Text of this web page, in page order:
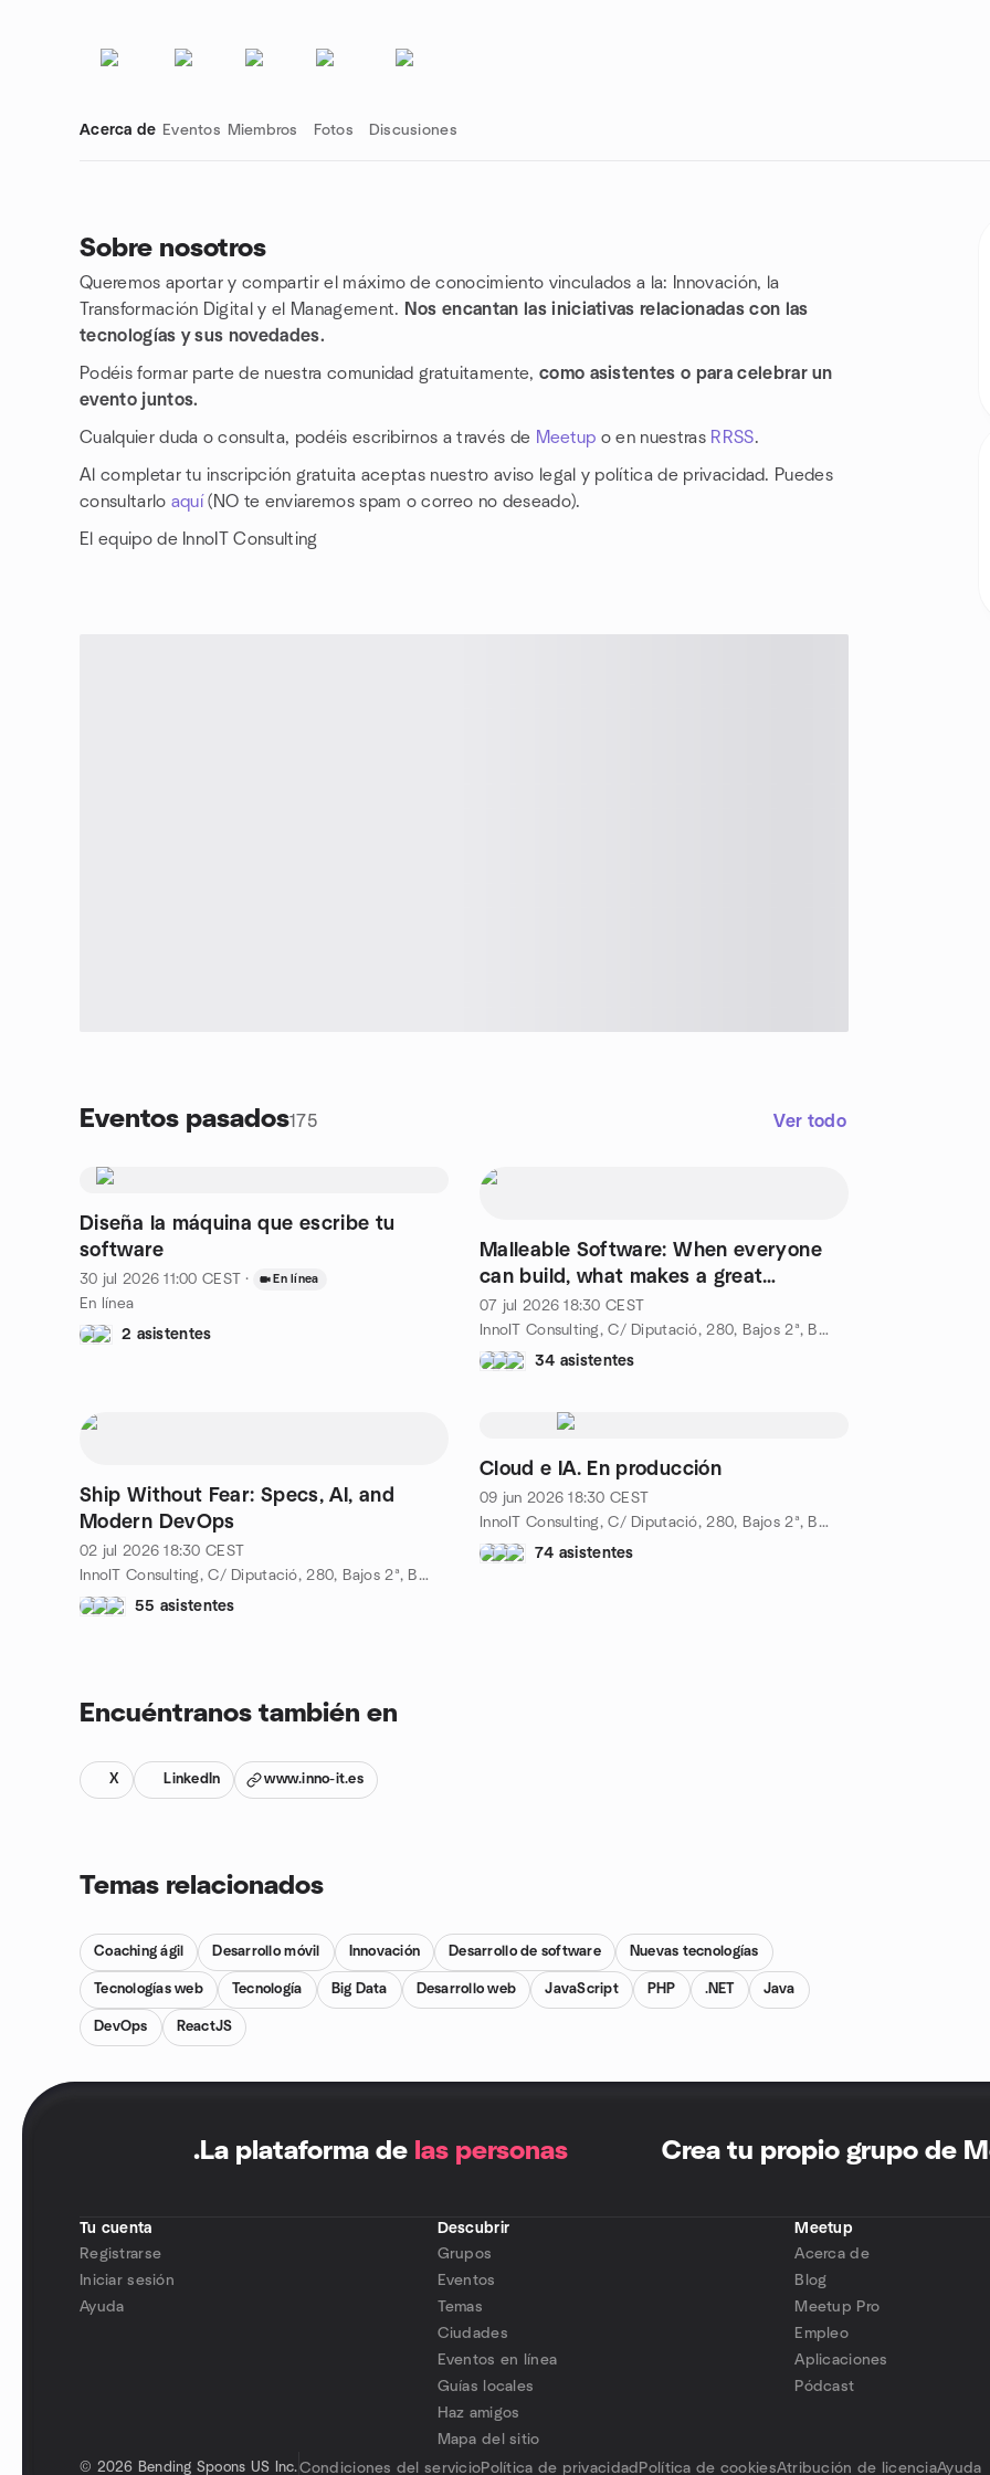
Acerca de Eventos Miembros Fotos Discusiones
Sobre nosotros
Queremos aportar y compartir el máximo de conocimiento vinculados a la: Innovación, la
Transformación Digital y el Management. Nos encantan las iniciativas relacionadas con las
tecnologías y sus novedades.
Podéis formar parte de nuestra comunidad gratuitamente, como asistentes o para celebrar un
evento juntos.
Cualquier duda o consulta, podéis escribirnos a través de Meetup o en nuestras RRSS.
Al completar tu inscripción gratuita aceptas nuestro aviso legal y política de privacidad. Puedes
consultarlo aquí(NO te enviaremos spam o correo no deseado).
El equipo de InnoIT Consulting
Eventos pasados175 Ver todo
Diseña la máquina que escribe tu
software
30 jul 2026 11:00 CEST · En línea
En línea
2 asistentes
Malleable Software: When everyone
can build, what makes a great
product?
07 jul 2026 18:30 CEST
InnoIT Consulting, C/ Diputació, 280, Bajos 2ª, Barcelona, ES
34 asistentes
Ship Without Fear: Specs, AI, and
Modern DevOps
02 jul 2026 18:30 CEST
InnoIT Consulting, C/ Diputació, 280, Bajos 2ª, Barcelona, ES
55 asistentes
Cloud e IA. En producción
09 jun 2026 18:30 CEST
InnoIT Consulting, C/ Diputació, 280, Bajos 2ª, Barcelona, ES
74 asistentes
Enlaces de grupo
Encuéntranos también en
X LinkedIn www.inno-it.es
Temas relacionados
Coaching ágil Desarrollo móvil Innovación Desarrollo de software Nuevas tecnologías
Tecnologías web Tecnología Big Data Desarrollo web JavaScript PHP .NET Java
DevOps ReactJS
. La plataforma de las personas Crea tu propio grupo de
Tu cuenta
Registrarse
Iniciar sesión
Ayuda
Descubrir
Grupos
Eventos
Temas
Ciudades
Eventos en línea
Guías locales
Haz amigos
Mapa del sitio
Meetup
Acerca de
Blog
Meetup Pro
Empleo
Aplicaciones
Pódcast
© 2026 Bending Spoons US Inc.Condiciones del servicioPolítica de privacidad Política de cookiesAtribución de licenciaAyuda